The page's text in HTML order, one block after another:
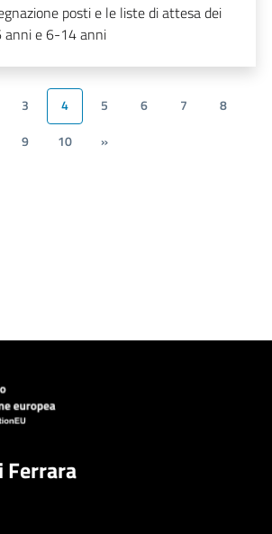
posti e le liste di attesa dei
e 6-14 anni
3 4 5 6 7
8
9
10 »
Ferrara